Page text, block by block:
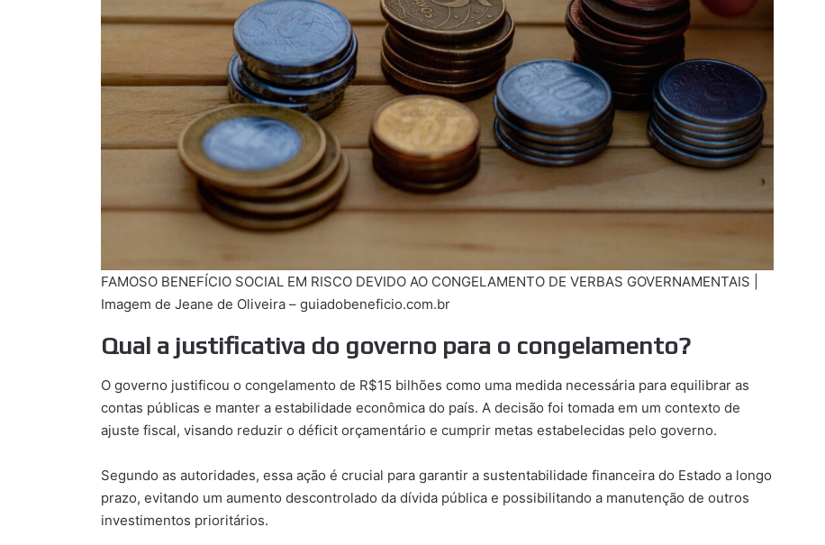
FAMOSO BENEFÍCIO SOCIAL EM RISCO DEVIDO AO CONGELAMENTO DE VERBAS GOVERNAMENTAIS |
Imagem de Jeane de Oliveira – guiadobeneficio.com.br
Qual a justificativa do governo para o congelamento?
O governo justificou o congelamento de R$15 bilhões como uma medida necessária para equilibrar as
contas públicas e manter a estabilidade econômica do país. A decisão foi tomada em um contexto de
ajuste fiscal, visando reduzir o déficit orçamentário e cumprir metas estabelecidas pelo governo.
Segundo as autoridades, essa ação é crucial para garantir a sustentabilidade financeira do Estado a longo
prazo, evitando um aumento descontrolado da dívida pública e possibilitando a manutenção de outros
investimentos prioritários.